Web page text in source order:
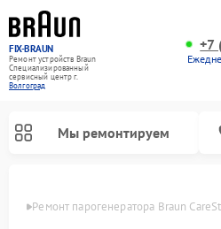
FIX-BRAUN
Ремонт устройств Braun
Специализированный
cервисный центр г.
Волгоград
+7
Мы ремонтируем
Ремонт парогенератора Braun